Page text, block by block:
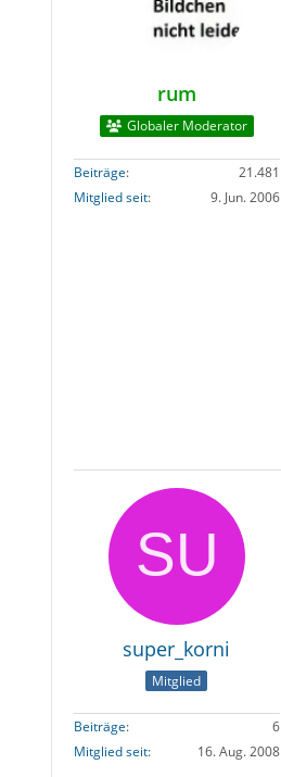
rum
Globaler Moderator
Beiträge
21.481
Mitglied seit
9. Jun. 2006
super_korni
Mitglied
Beiträge
6
Mitglied seit
16. Aug. 2008